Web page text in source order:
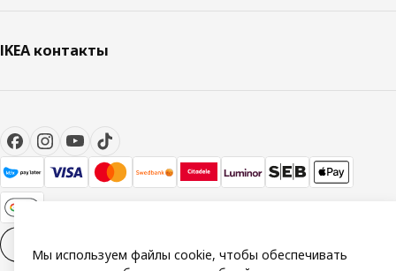
IKEA контакты
Мы используем файлы cookie, чтобы обеспечивать